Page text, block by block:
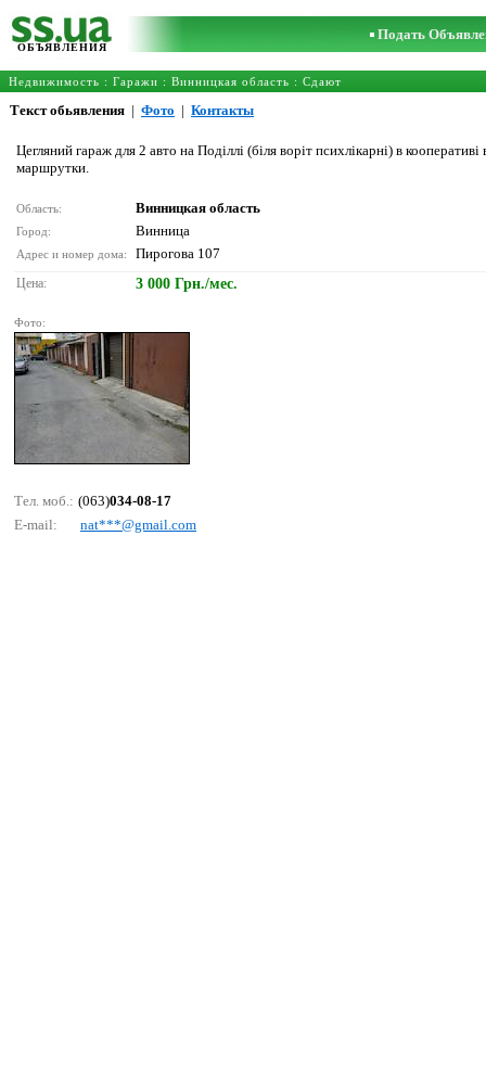
ОБЪЯВЛЕНИЯ
Подать
Недвижимость : Гаражи : Винницкая область : Сдают
Текст обьявления | Фото | Контакты
Цегляний гараж для 2 авто на Поділлі (біля воріт психлікарні) в
маршрутки.
Область: Винницкая область
Город: Винница
Адрес и номер дома: Пирогова 107
Цена: 3 000 Грн./мес.
Фото:
Тел. моб.: (063)034-08-17
E-mail:
nаt***@gmаil.соm